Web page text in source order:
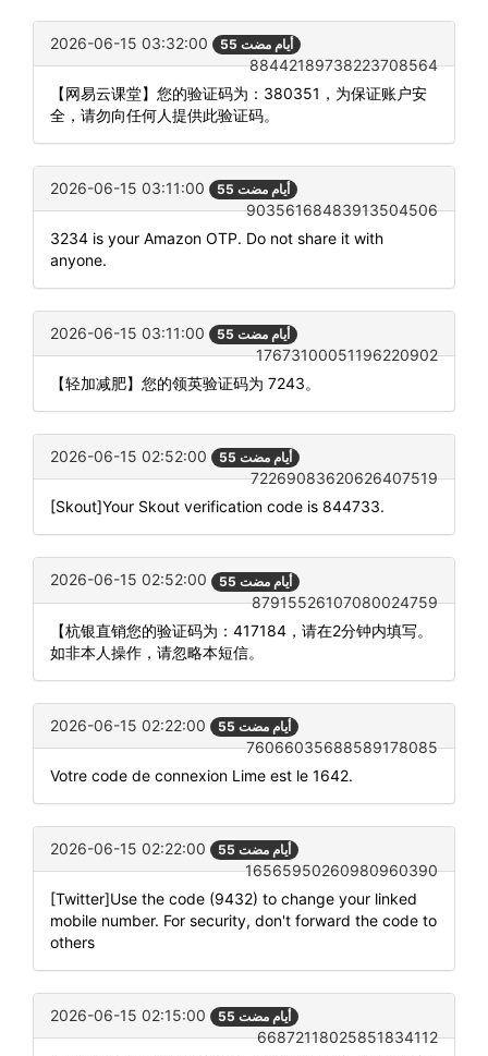
2026-06-15 03:32:00 55 أيام مضت
88442189738223708564
【网易云课堂】您的验证码为：380351，为保证账户安
全，请勿向任何人提供此验证码。
2026-06-15 03:11:00 55 أيام مضت
90356168483913504506
3234 is your Amazon OTP. Do not share it with
anyone.
2026-06-15 03:11:00 55 أيام مضت
17673100051196220902
【轻加减肥】您的领英验证码为 7243。
2026-06-15 02:52:00 55 أيام مضت
72269083620626407519
[Skout]Your Skout verification code is 844733.
2026-06-15 02:52:00 55 أيام مضت
87915526107080024759
【杭银直销您的验证码为：417184，请在2分钟内填写。
如非本人操作，请忽略本短信。
2026-06-15 02:22:00 55 أيام مضت
76066035688589178085
Votre code de connexion Lime est le 1642.
2026-06-15 02:22:00 55 أيام مضت
16565950260980960390
[Twitter]Use the code (9432) to change your linked
mobile number. For security, don't forward the code to
others
2026-06-15 02:15:00 55 أيام مضت
66872118025851834112